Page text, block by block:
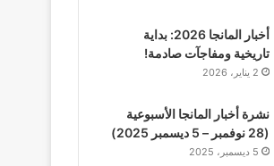
أخبار المانجا 2026: بداية
تاريخية ومفاجآت صادمة!
2 يناير، 2026
نشرة أخبار المانجا الأسبوعية
(28 نوفمبر – 5 ديسمبر 2025)
5 ديسمبر، 2025